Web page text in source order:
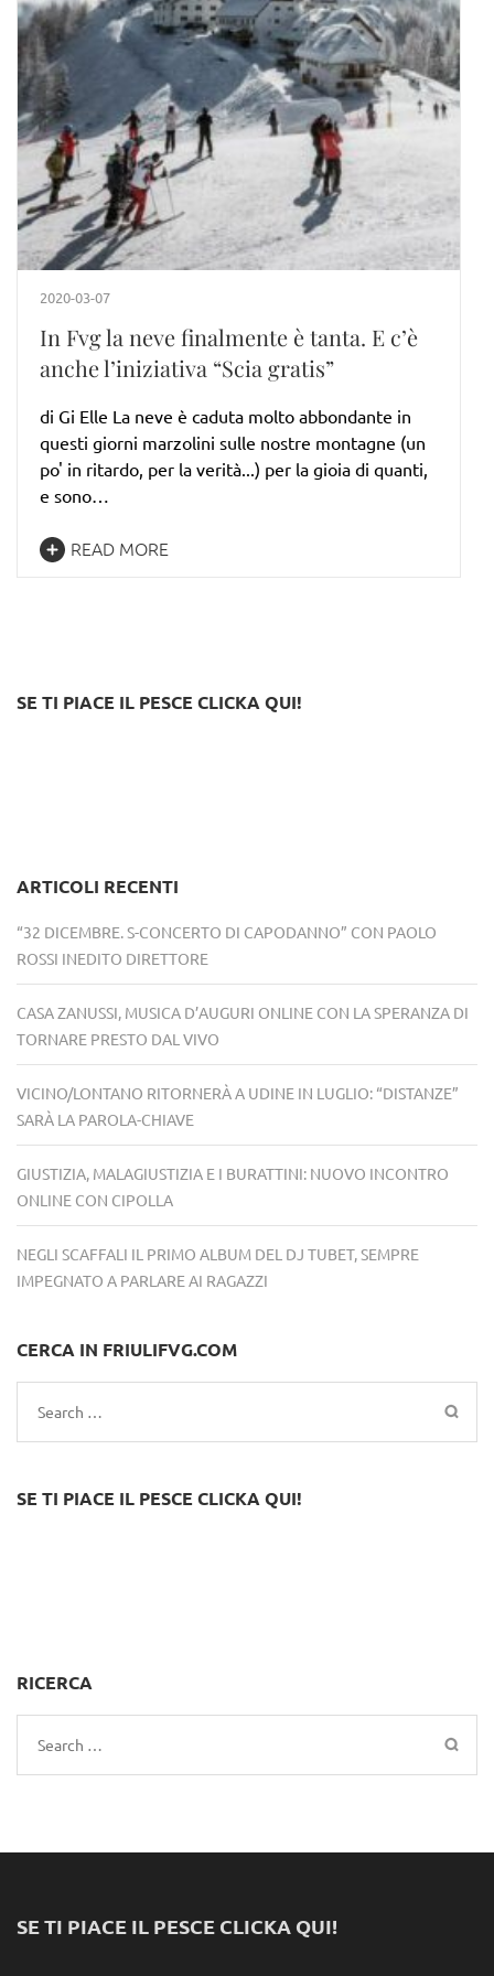
2020-03-07
In Fvg la neve finalmente è tanta. E c’è
anche l’iniziativa “Scia gratis”
di Gi Elle La neve è caduta molto abbondante in
questi giorni marzolini sulle nostre montagne (un
po' in ritardo, per la verità...) per la gioia di quanti,
e sono…
READ MORE
SE TI PIACE IL PESCE CLICKA QUI!
ARTICOLI RECENTI
“32 DICEMBRE. S-CONCERTO DI CAPODANNO” CON PAOLO
ROSSI INEDITO DIRETTORE
CASA ZANUSSI, MUSICA D’AUGURI ONLINE CON LA SPERANZA DI
TORNARE PRESTO DAL VIVO
VICINO/LONTANO RITORNERÀ A UDINE IN LUGLIO: “DISTANZE”
SARÀ LA PAROLA-CHIAVE
GIUSTIZIA, MALAGIUSTIZIA E I BURATTINI: NUOVO INCONTRO
ONLINE CON CIPOLLA
NEGLI SCAFFALI IL PRIMO ALBUM DEL DJ TUBET, SEMPRE
IMPEGNATO A PARLARE AI RAGAZZI
CERCA IN FRIULIFVG.COM
Search
for:
SE TI PIACE IL PESCE CLICKA QUI!
RICERCA
Search
for:
SE TI PIACE IL PESCE CLICKA QUI!